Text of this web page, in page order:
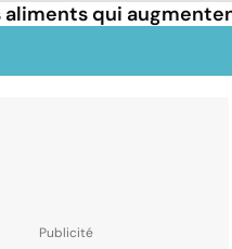
aliments qui